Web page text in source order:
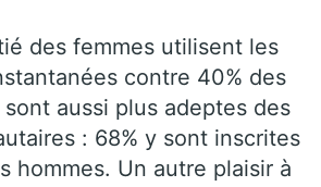
des femmes utilisent les
contre 40% des
sont aussi plus adeptes des
: 68% y sont inscrites
hommes. Un autre plaisir à